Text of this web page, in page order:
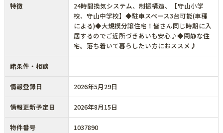
特徴
24時間換気システム、制振構造、【守山小学
校、守山中学校】◆駐車スペース3台可能(車種
による)◆大規模分譲住宅！皆さん同じ時期に入
居するのでご近所づきあいも安心♪◆閑静な住
宅。落ち着いて暮らしたい方におススメ♪
諸条件・相談
情報登録日 2026年5月29日
情報更新予定日 2026年8月15日
物件番号 1037890